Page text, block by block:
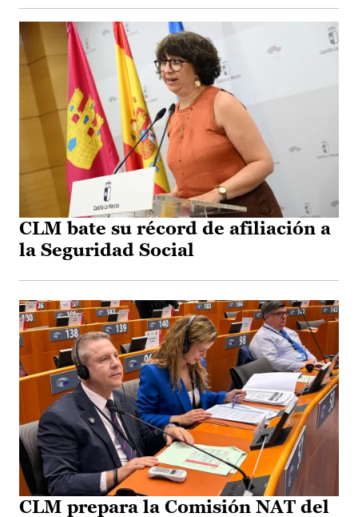
CLM bate su récord de afiliación a
la Seguridad Social
CLM prepara la Comisión NAT del